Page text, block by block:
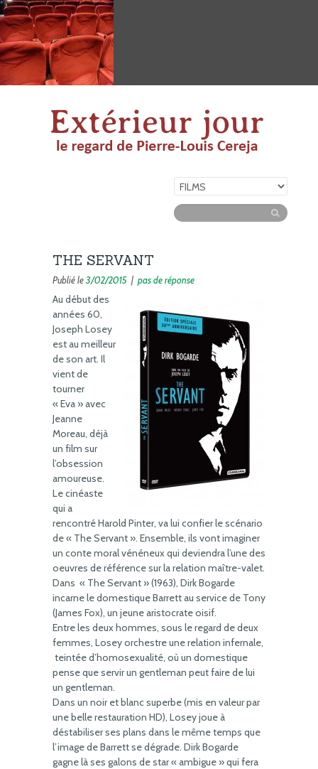
THE SERVANT
Publié le3/02/2015 | pas de réponse
Au début des
années 60,
Joseph Losey
est au meilleur
de son art. Il
vient de
tourner
« Eva » avec
Jeanne
Moreau, déjà
un film sur
l’obsession
amoureuse.
Le cinéaste
qui a
rencontré Harold Pinter, va lui confier le scénario
de « The Servant ». Ensemble, ils vont imaginer
un conte moral vénéneux qui deviendra l’une des
oeuvres de référence sur la relation maître-valet.
Dans « The Servant » (1963), Dirk Bogarde
incarne le domestique Barrett au service de Tony
(James Fox), un jeune aristocrate oisif.
Entre les deux hommes, sous le regard de deux
femmes, Losey orchestre une relation infernale,
teintée d’homosexualité, où un domestique
pense que servir un gentleman peut faire de lui
un gentleman.
Dans un noir et blanc superbe (mis en valeur par
une belle restauration HD), Losey joue à
déstabiliser ses plans dans le même temps que
l’image de Barrett se dégrade. Dirk Bogarde
gagne là ses galons de star « ambigue » qui fera